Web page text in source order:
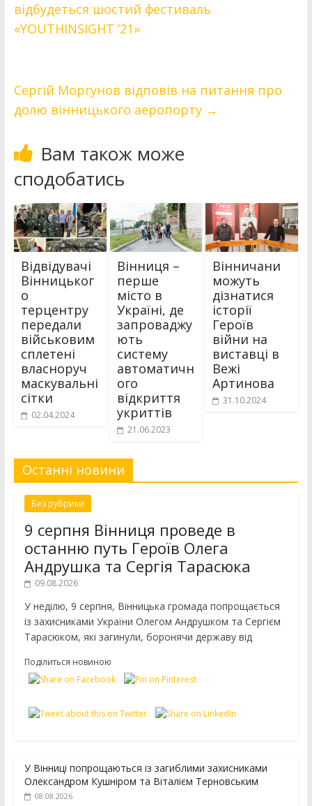
відбудеться шостий фестиваль
«YOUTHINSIGHT ’21»
Сергій Моргунов відповів на питання про
долю вінницького аеропорту →
Вам також може
сподобатись
Відвідувачі
Вінницьког
о
терцентру
передали
військовим
сплетені
власноруч
маскувальні
сітки
02.04.2024
Вінниця –
перше
місто в
Україні, де
запроваджу
ють
систему
автоматичн
ого
відкриття
укриттів
21.06.2023
Вінничани
можуть
дізнатися
історії
Героїв
війни на
виставці в
Вежі
Артинова
31.10.2024
Останні новини
Без рубрики
9 серпня Вінниця проведе в
останню путь Героїв Олега
Андрушка та Сергія Тарасюка
09.08.2026
У неділю, 9 серпня, Вінницька громада попрощається
із захисниками України Олегом Андрушком та Сергієм
Тарасюком, які загинули, боронячи державу від
Поділиться новиною
У Вінниці попрощаються із загиблими захисниками
Олександром Кушніром та Віталієм Терновським
08.08.2026